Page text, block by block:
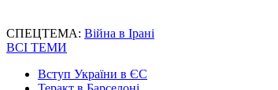
СПЕЦТЕМА: Війна в Ірані
ВСІ ТЕМИ
Вступ України в ЄС